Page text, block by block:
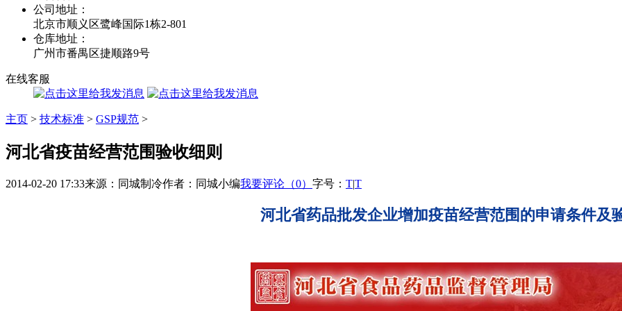
公司地址：
北京市顺义区鹭峰国际1栋2-801
仓库地址：
广州市番禺区捷顺路9号
在线客服
主页 > 技术标准 > GSP规范 >
河北省疫苗经营范围验收细则
2014-02-20 17:33来源：同城制冷作者：同城小编我要评论（0） 字号： T|T
河北省药品批发企业增加疫苗经营范围的申请条件及